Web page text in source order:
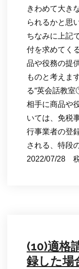
きわめて大き
られるかと思
ちなみに上記
付を求めてく
品や役務の提
ものと考えま
る“英会話教
相手に商品や
いては、免税
行事業者の登
される、特段
2022/07/28
(10)適格
録した場